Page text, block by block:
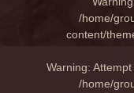
/home/
content/
Warning:
/home/